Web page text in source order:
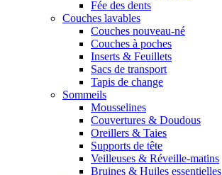
Fée des dents
Couches lavables
Couches nouveau-né
Couches à poches
Inserts & Feuillets
Sacs de transport
Tapis de change
Sommeils
Mousselines
Couvertures & Doudous
Oreillers & Taies
Supports de tête
Veilleuses & Réveille-matins
Bruines & Huiles essentielles